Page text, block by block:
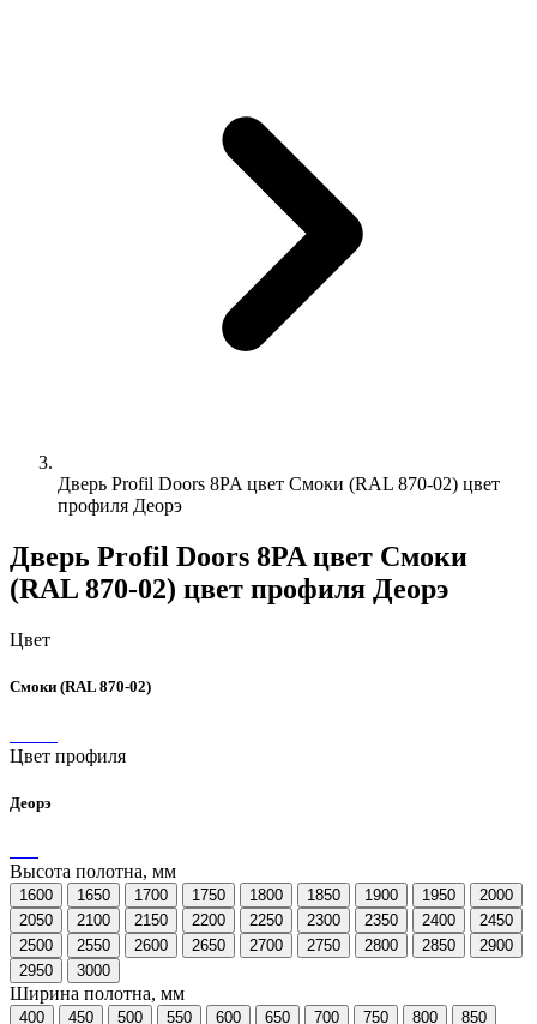
Дверь Profil Doors 8PA цвет Смоки (RAL 870-02) цвет
профиля Деорэ
Дверь Profil Doors 8PA цвет Смоки
(RAL 870-02) цвет профиля Деорэ
Цвет
Смоки (RAL 870-02)
Цвет профиля
Деорэ
Высота полотна, мм
1600 1650 1700 1750 1800 1850 1900 1950
2000
2050
2100 2150 2200 2250 2300 2350 2400
2450
2500
2550 2600 2650 2700 2750 2800 2850
2900
2950
3000
Ширина полотна, мм
400 450 500 550 600 650 700 750 800 850